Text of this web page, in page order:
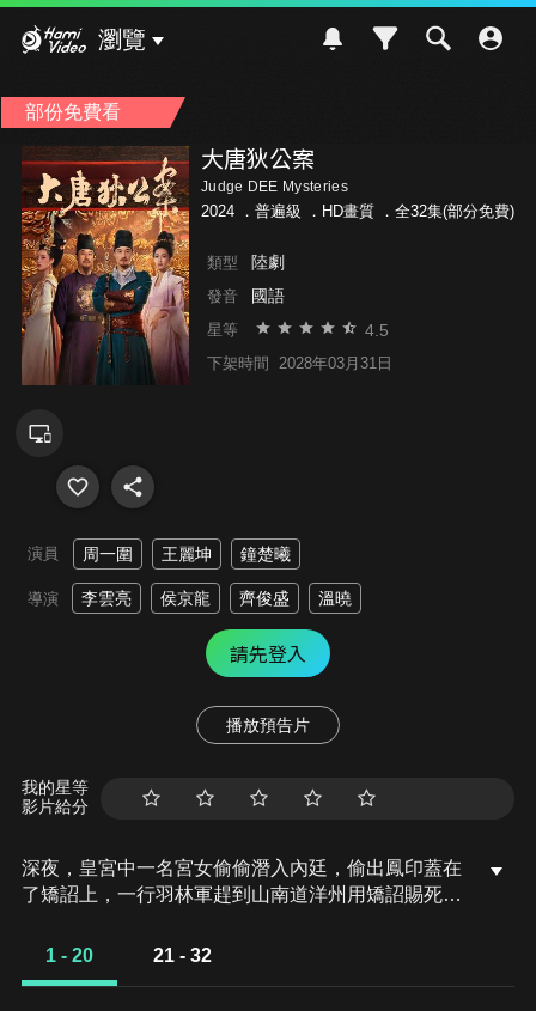
瀏覽
部份免費看
大唐狄公案
Judge DEE Mysteries
2024 ． 普遍級 ．HD畫質 ．全32集(部分免費)
類型 陸劇
發音 國語
星等 4.5
下架時間 2028年03月31日
演員 周一圍 王麗坤 鐘楚曦
導演 李雲亮 侯京龍 齊俊盛 溫曉
請先登入
播放預告片
我的星等
影片給分
深夜，皇宮中一名宮女偷偷潛入內廷，偷出鳳印蓋在
了矯詔上，一行羽林軍趕到山南道洋州用矯詔賜死了
桐樹。隨著侍衛驚恐的喊叫，一場關於天火的陰謀由
1 - 20 21 - 32